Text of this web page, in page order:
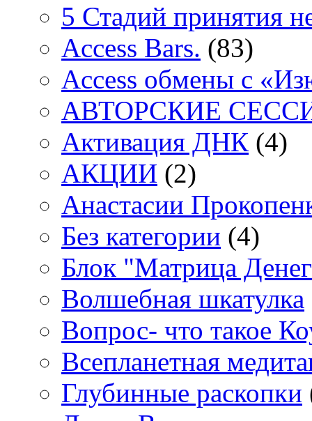
5 Стадий принятия
Access Bars. (83)
Access обмены с
АВТОРСКИЕ
Активация ДНК (4)
АКЦИИ (2)
Анастасии
Без категории (4)
Блок "Матрица
Волшебная шкатулка
Вопрос- что такое
Всепланетная
Глубинные раскопки